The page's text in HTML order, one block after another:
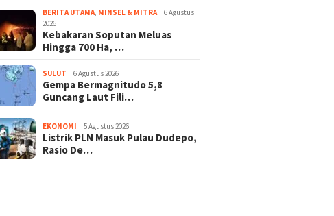
BERITA UTAMA, MINSEL & MITRA
6 Agustus
2026
Kebakaran Soputan Meluas
Hingga 700 Ha, …
SULUT 6 Agustus 2026
Gempa Bermagnitudo 5,8
Guncang Laut Fili…
EKONOMI 5 Agustus 2026
Listrik PLN Masuk Pulau Dudepo,
Rasio De…